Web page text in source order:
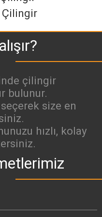
Çilingir
çilingir
bulunur.
size en
hızlı, kolay